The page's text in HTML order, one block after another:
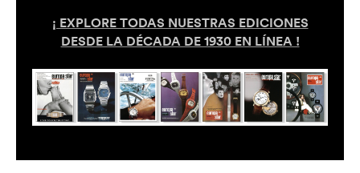
¡ EXPLORE TODAS NUESTRAS EDICIONES
DESDE LA DÉCADA DE 1930 EN LÍNEA !